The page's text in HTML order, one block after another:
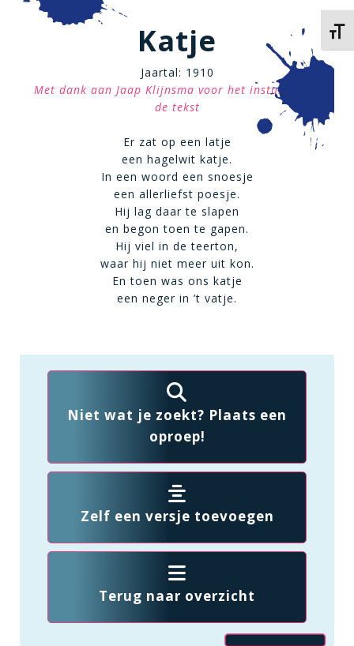
Katje
Jaartal: 1910
Met dank aan Jaap Klijnsma voor het insturen van
de tekst
Er zat op een latje
een hagelwit katje.
In een woord een snoesje
een allerliefst poesje.
Hij lag daar te slapen
en begon toen te gapen.
Hij viel in de teerton,
waar hij niet meer uit kon.
En toen was ons katje
een neger in ’t vatje.
Niet wat je zoekt? Plaats een
oproep!
Zelf een versje toevoegen
Terug naar overzicht